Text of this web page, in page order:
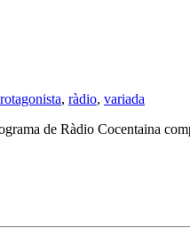
, ràdio, variada
de Ràdio Cocentaina